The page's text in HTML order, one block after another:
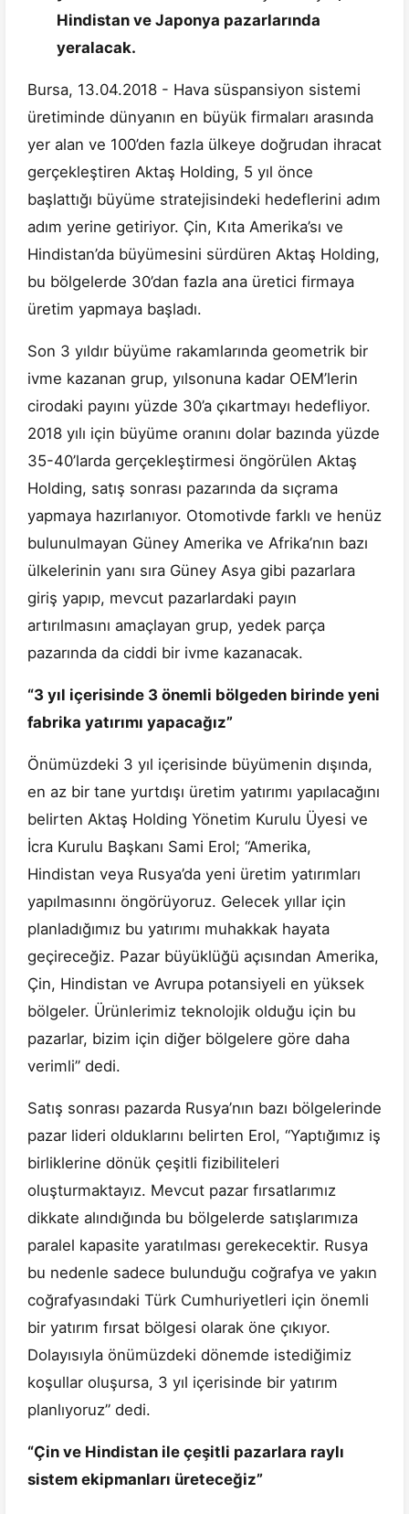
Hindistan ve Japonya pazarlarında
yeralacak.
Bursa, 13.04.2018 - Hava süspansiyon sistemi
üretiminde dünyanın en büyük firmaları arasında
yer alan ve 100’den fazla ülkeye doğrudan ihracat
gerçekleştiren Aktaş Holding, 5 yıl önce
başlattığı büyüme stratejisindeki hedeflerini adım
adım yerine getiriyor. Çin, Kıta Amerika’sı ve
Hindistan’da büyümesini sürdüren Aktaş Holding,
bu bölgelerde 30’dan fazla ana üretici firmaya
üretim yapmaya başladı.
Son 3 yıldır büyüme rakamlarında geometrik bir
ivme kazanan grup, yılsonuna kadar OEM’lerin
cirodaki payını yüzde 30’a çıkartmayı hedefliyor.
2018 yılı için büyüme oranını dolar bazında yüzde
35-40’larda gerçekleştirmesi öngörülen Aktaş
Holding, satış sonrası pazarında da sıçrama
yapmaya hazırlanıyor. Otomotivde farklı ve henüz
bulunulmayan Güney Amerika ve Afrika’nın bazı
ülkelerinin yanı sıra Güney Asya gibi pazarlara
giriş yapıp, mevcut pazarlardaki payın
artırılmasını amaçlayan grup, yedek parça
pazarında da ciddi bir ivme kazanacak.
“3 yıl içerisinde 3 önemli bölgeden birinde yeni
fabrika yatırımı yapacağız”
Önümüzdeki 3 yıl içerisinde büyümenin dışında,
en az bir tane yurtdışı üretim yatırımı yapılacağını
belirten Aktaş Holding Yönetim Kurulu Üyesi ve
İcra Kurulu Başkanı Sami Erol; “Amerika,
Hindistan veya Rusya’da yeni üretim yatırımları
yapılmasınnı öngörüyoruz. Gelecek yıllar için
planladığımız bu yatırımı muhakkak hayata
geçireceğiz. Pazar büyüklüğü açısından Amerika,
Çin, Hindistan ve Avrupa potansiyeli en yüksek
bölgeler. Ürünlerimiz teknolojik olduğu için bu
pazarlar, bizim için diğer bölgelere göre daha
verimli” dedi.
Satış sonrası pazarda Rusya’nın bazı bölgelerinde
pazar lideri olduklarını belirten Erol, “Yaptığımız iş
birliklerine dönük çeşitli fizibiliteleri
oluşturmaktayız. Mevcut pazar fırsatlarımız
dikkate alındığında bu bölgelerde satışlarımıza
paralel kapasite yaratılması gerekecektir. Rusya
bu nedenle sadece bulunduğu coğrafya ve yakın
coğrafyasındaki Türk Cumhuriyetleri için önemli
bir yatırım fırsat bölgesi olarak öne çıkıyor.
Dolayısıyla önümüzdeki dönemde istediğimiz
koşullar oluşursa, 3 yıl içerisinde bir yatırım
planlıyoruz” dedi.
“Çin ve Hindistan ile çeşitli pazarlara raylı
sistem ekipmanları üreteceğiz”